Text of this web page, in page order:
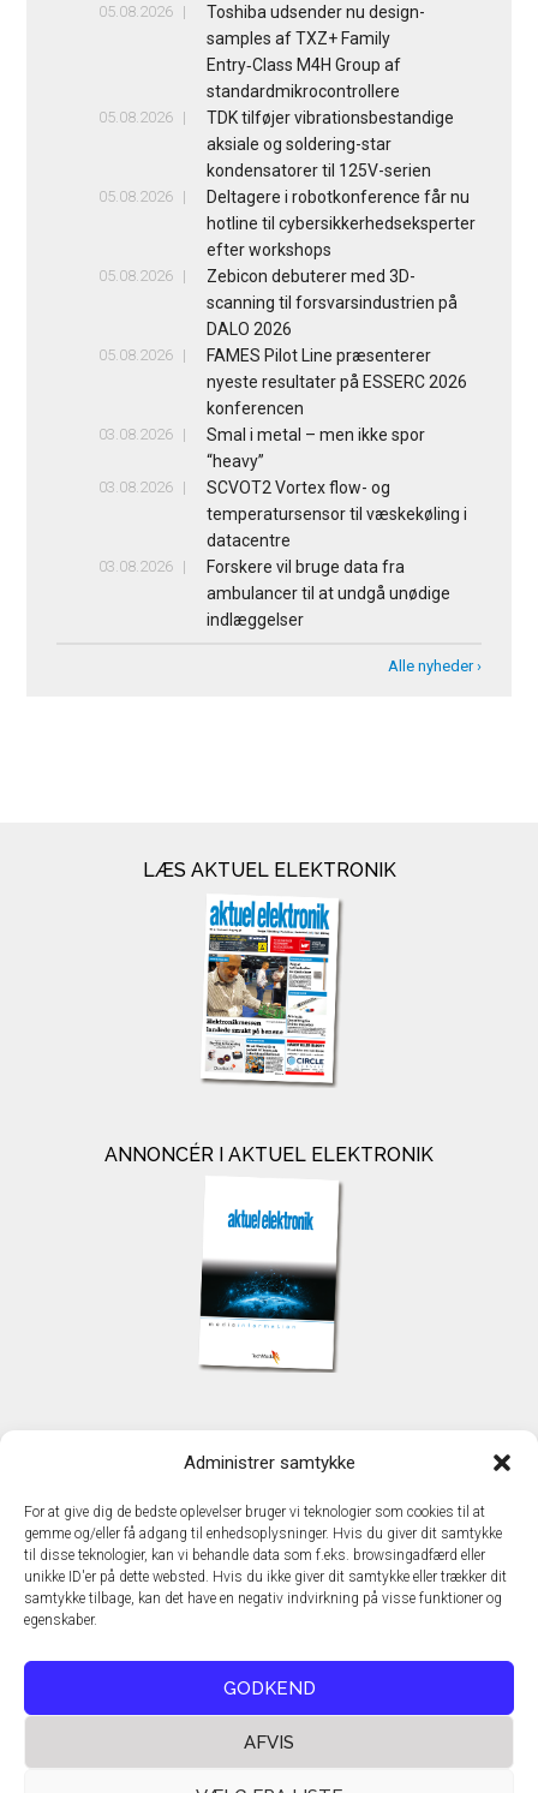
Administrer samtykke
For at give dig de bedste oplevelser bruger vi teknologier som cookies til at
gemme og/eller få adgang til enhedsoplysninger. Hvis du giver dit samtykke
til disse teknologier, kan vi behandle data som f.eks. browsingadfærd eller
unikke ID'er på dette websted. Hvis du ikke giver dit samtykke eller trækker dit
samtykke tilbage, kan det have en negativ indvirkning på visse funktioner og
egenskaber.
GODKEND
AFVIS
05.08.2026
Toshiba udsender nu design-
samples af TXZ+ Family
Entry‑Class M4H Group af
standardmikrocontrollere
05.08.2026
TDK tilføjer vibrationsbestandige
aksiale og soldering-star
kondensatorer til 125V-serien
05.08.2026
Deltagere i robotkonference får nu
hotline til cybersikkerhedseksperter
efter workshops
05.08.2026
Zebicon debuterer med 3D-
scanning til forsvarsindustrien på
DALO 2026
05.08.2026
FAMES Pilot Line præsenterer
nyeste resultater på ESSERC 2026
konferencen
03.08.2026
Smal i metal – men ikke spor
“heavy”
03.08.2026
SCVOT2 Vortex flow- og
temperatursensor til væskekøling i
datacentre
03.08.2026
Forskere vil bruge data fra
ambulancer til at undgå unødige
indlæggelser
Alle nyheder ›
LÆS AKTUEL ELEKTRONIK
ANNONCÉR I AKTUEL ELEKTRONIK
TechMedia A/S
DK - 2600 Glostrup
www.techmedia.dk
Telefon: +45 43 24 26 28
E-mail:info@techmedia.dk